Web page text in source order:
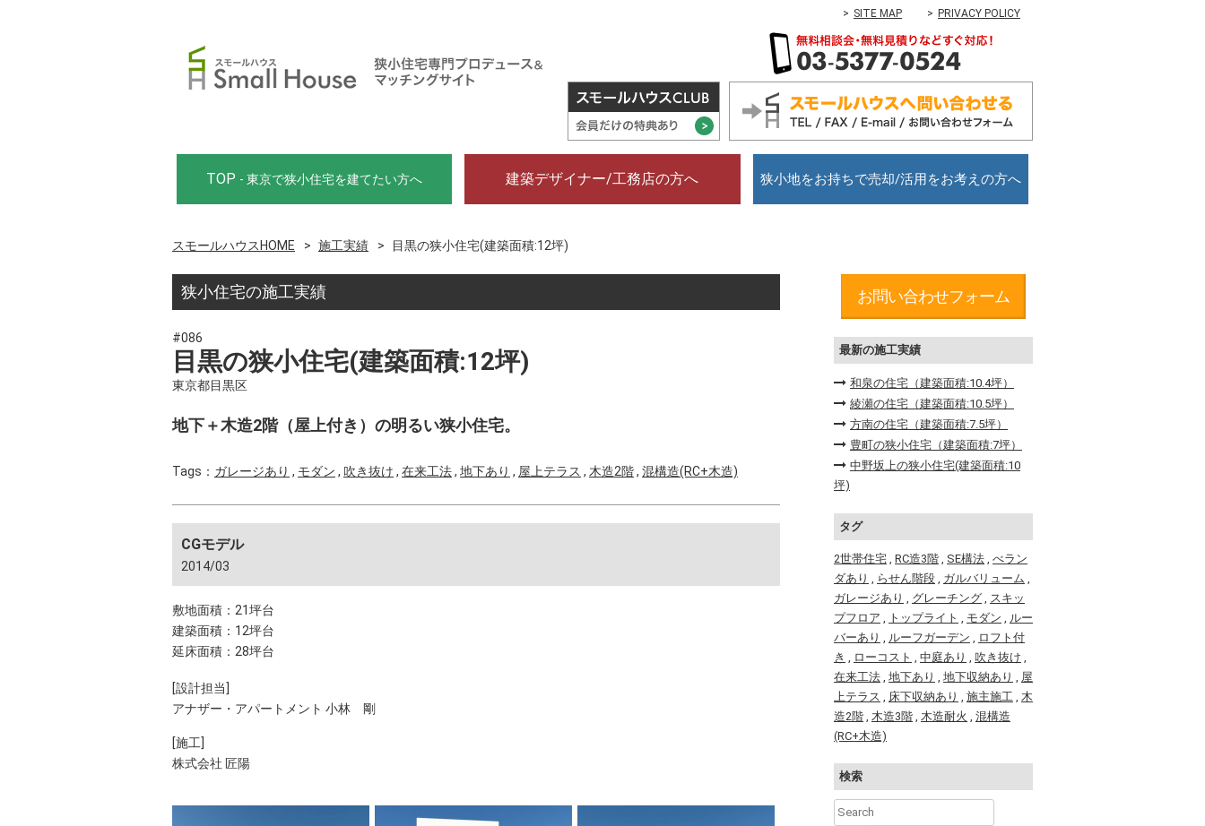
SITE MAP PRIVACY POLICY
TOP - 東京で狭小住宅を建てたい方へ 建築デザイナー/工務店の方へ 狭小地をお持ちで売却/活用をお考えの方へ
スモールハウスHOME 施工実績 目黒の狭小住宅(建築面積:12坪)
狭小住宅の施工実績
#086
目黒の狭小住宅(建築面積:12坪)
東京都目黒区
地下＋木造2階（屋上付き）の明るい狭小住宅。
Tags： ガレージあり , モダン , 吹き抜け , 在来工法, 地下あり , 屋上テラス , 木造2階, 混構造(RC+木造)
CGモデル
2014/03
敷地面積：21坪台
建築面積：12坪台
延床面積：28坪台
[設計担当]
アナザー・アパートメント 小林 剛
[施工]
株式会社 匠陽
お問い合わせフォーム
最新の施工実績
和泉の住宅（建築面積:10.4坪）
綾瀬の住宅（建築面積:10.5坪）
方南の住宅（建築面積:7.5坪）
豊町の狭小住宅（建築面積:7坪）
中野坂上の狭小住宅(建築面積:10
坪)
タグ
2世帯住宅 RC造3階 SE構法 べラン
ダあり
らせん階段 ガルバリューム
ガレージあり
グレーチング
スキッ
プフロア
トップライト モダン
ルー
バーあり
ルーフガーデン
ロフト付
き
ローコスト 中庭あり 吹き抜け
在来工法 地下あり 地下収納あり
屋
上テラス
床下収納あり 施主施工
木
造2階
木造3階 木造耐火
混構造
(RC+木造)
検索